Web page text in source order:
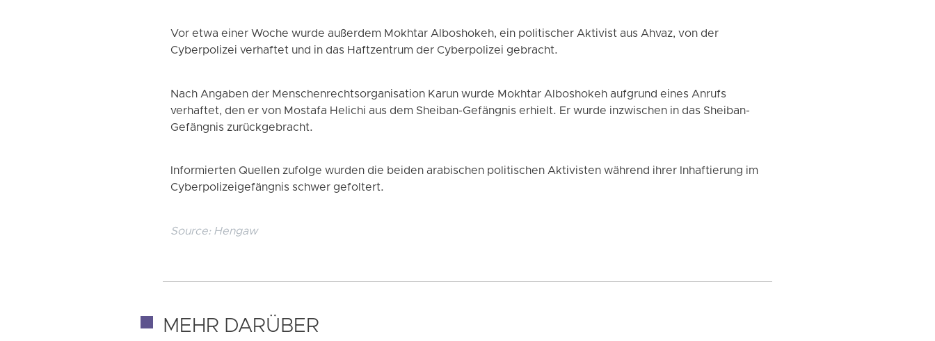
Vor etwa einer Woche wurde außerdem Mokhtar Alboshokeh, ein politischer Aktivist aus Ahvaz, von der
Cyberpolizei verhaftet und in das Haftzentrum der Cyberpolizei gebracht.
Nach Angaben der Menschenrechtsorganisation Karun wurde Mokhtar Alboshokeh aufgrund eines Anrufs
verhaftet, den er von Mostafa Helichi aus dem Sheiban-Gefängnis erhielt. Er wurde inzwischen in das Sheiban-
Gefängnis zurückgebracht.
Informierten Quellen zufolge wurden die beiden arabischen politischen Aktivisten während ihrer Inhaftierung im
Cyberpolizeigefängnis schwer gefoltert.
Source: Hengaw
MEHR DARÜBER